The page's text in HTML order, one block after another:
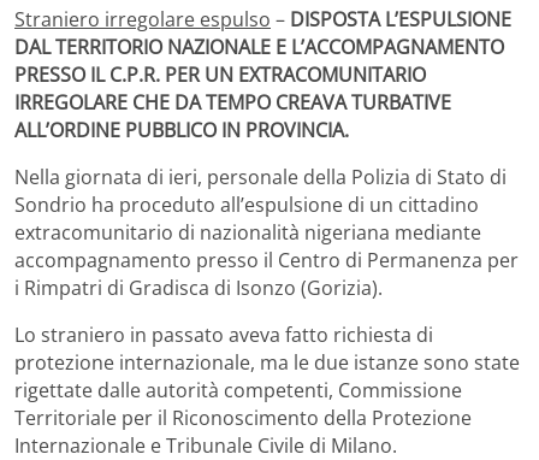
Straniero irregolare espulso – DISPOSTA L’ESPULSIONE
DAL TERRITORIO NAZIONALE E L’ACCOMPAGNAMENTO
PRESSO IL C.P.R. PER UN EXTRACOMUNITARIO
IRREGOLARE CHE DA TEMPO CREAVA TURBATIVE
ALL’ORDINE PUBBLICO IN PROVINCIA.
Nella giornata di ieri, personale della Polizia di Stato di
Sondrio ha proceduto all’espulsione di un cittadino
extracomunitario di nazionalità nigeriana mediante
accompagnamento presso il Centro di Permanenza per
i Rimpatri di Gradisca di Isonzo (Gorizia).
Lo straniero in passato aveva fatto richiesta di
protezione internazionale, ma le due istanze sono state
rigettate dalle autorità competenti, Commissione
Territoriale per il Riconoscimento della Protezione
Internazionale e Tribunale Civile di Milano.